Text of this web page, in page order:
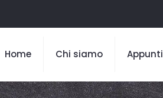
Home Chi siamo Appunti